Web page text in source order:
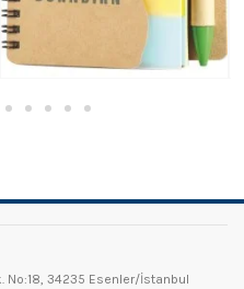
No:18, 34235 Esenler/İstanbul